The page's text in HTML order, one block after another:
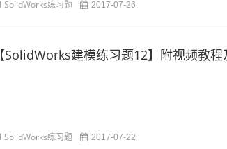
SolidWorks练习题 2017-07-26
【SolidWorks建模练习题12】附视频教
SolidWorks练习题 2017-07-22